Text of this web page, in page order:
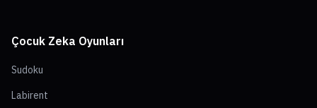
Çocuk Zeka Oyunları
Sudoku
Labirent